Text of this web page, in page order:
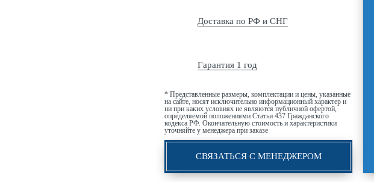
Доставка по РФ и СНГ
Гарантия 1 год
* Представленные размеры, комплектации и цены, указанные
на сайте, носят исключительно информационный характер и
ни при каких условиях не являются публичной офертой,
определяемой положениями Статьи 437 Гражданского
кодекса РФ. Окончательную стоимость и характеристики
уточняйте у менеджера при заказе
СВЯЗАТЬСЯ С МЕНЕДЖЕРОМ